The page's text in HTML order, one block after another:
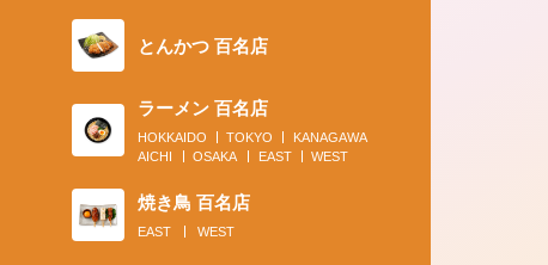
とんかつ 百名店
ラーメン 百名店
HOKKAIDO TOKYO
KANAGAWA
AICHI
OSAKA EAST WEST
焼き鳥 百名店
EAST WEST
で。カレーパワーで夏本番に備えよう！